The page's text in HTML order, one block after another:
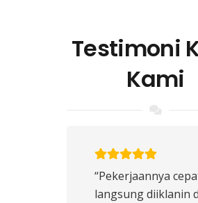
Testimoni
Kami
“Pekerjaannya
langsung diiklanin